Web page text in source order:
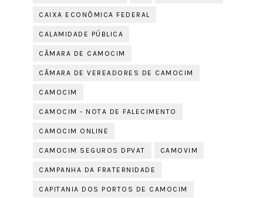
CAIXA ECONÔMICA FEDERAL
CALAMIDADE PÚBLICA
CÂMARA DE CAMOCIM
CÂMARA DE VEREADORES DE CAMOCIM
CAMOCIM
CAMOCIM - NOTA DE FALECIMENTO
CAMOCIM ONLINE
CAMOCIM SEGUROS DPVAT CAMOVIM
CAMPANHA DA FRATERNIDADE
CAPITANIA DOS PORTOS DE CAMOCIM